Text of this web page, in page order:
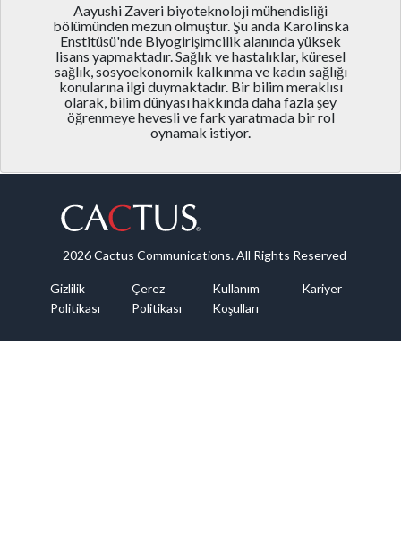
Aayushi Zaveri biyoteknoloji mühendisliği
bölümünden mezun olmuştur. Şu anda Karolinska
Enstitüsü'nde Biyogirişimcilik alanında yüksek
lisans yapmaktadır. Sağlık ve hastalıklar, küresel
sağlık, sosyoekonomik kalkınma ve kadın sağlığı
konularına ilgi duymaktadır. Bir bilim meraklısı
olarak, bilim dünyası hakkında daha fazla şey
öğrenmeye hevesli ve fark yaratmada bir rol
oynamak istiyor.
2026 Cactus Communications. All Rights Reserved
Gizlilik
Politikası
Çerez
Politikası
Kullanım
Koşulları
Kariyer